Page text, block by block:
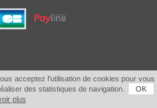
acceptez l'utilisation de cookies pour vous
des statistiques de navigation.
OK
plus